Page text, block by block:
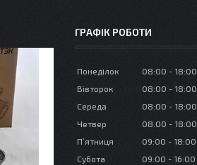
ГРАФІК РОБОТИ
Понеділок 08:00
18:00
Вівторок
08:00
18:00
Середа
08:00
18:00
Четвер
08:00
18:00
Пʼятниця
09:00
18:00
Субота
09:00
16:00